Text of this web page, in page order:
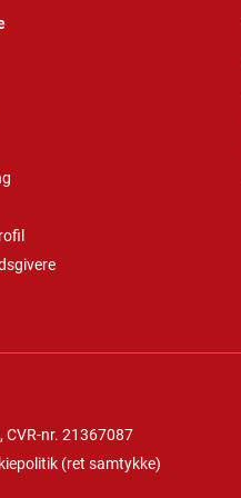
, CVR-nr. 21367087
(ret samtykke)